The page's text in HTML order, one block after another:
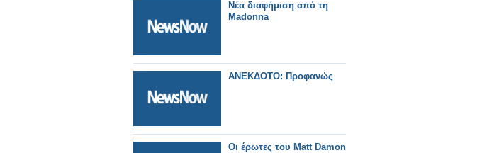
Νέα διαφήμιση από τη
Madonna
ΑΝΕΚΔΟΤΟ: Προφανώς
Οι έρωτες του Matt Damon